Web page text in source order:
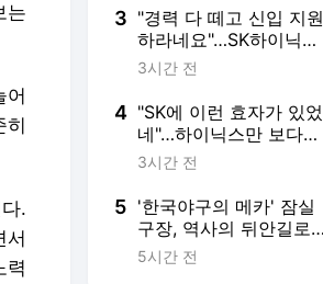
는
어
히
.
서
력
3 "경력 다 떼고 신입 지원
하라네요"…SK하이닉스
이직길 막힌 삼성맨들
3시간 전
4 "SK에 이런 효자가 있었
네"…하이닉스만 보다가
놓친 2분기 깜짝 실적 1
3시간 전
5 '한국야구의 메카' 잠실
구장, 역사의 뒤안길로
사라진다
5시간 전